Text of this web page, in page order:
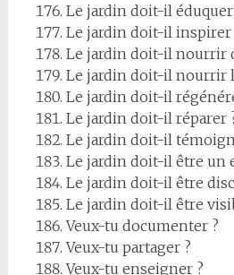
Le jardin doit-il éduquer
Le jardin doit-il inspirer
Le jardin doit-il nourrir
Le jardin doit-il nourrir
Le jardin doit-il
Le jardin doit-il réparer
Le jardin doit-il
Le jardin doit-il être un
Le jardin doit-il être
Le jardin doit-il être
Veux-tu documenter ?
Veux-tu partager ?
Veux-tu enseigner ?